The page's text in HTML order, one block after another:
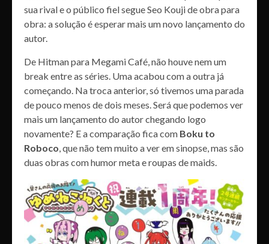
sua rival e o público fiel segue Seo Kouji de obra para
obra: a solução é esperar mais um novo lançamento do
autor.
De Hitman para Megami Café, não houve nem um
break entre as séries. Uma acabou com a outra já
começando. Na troca anterior, só tivemos uma parada
de pouco menos de dois meses. Será que podemos ver
mais um lançamento do autor chegando logo
novamente? E a comparação fica com Boku to
Roboco, que não tem muito a ver em sinopse, mas são
duas obras com humor meta e roupas de maids.